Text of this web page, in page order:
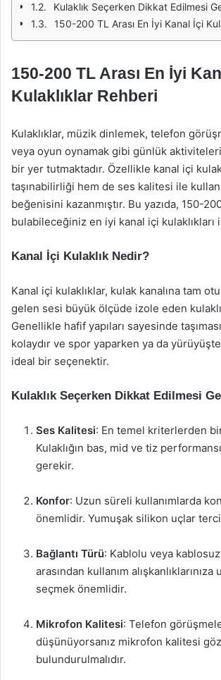
Kulaklık Seçerken Dikkat Edilmesi
150-200 TL Arası En İyi Kanal İçi
150-200 TL Arası En İyi
Kulaklıklar Rehberi
Kulaklıklar, müzik dinlemek, telefon
veya oyun oynamak gibi günlük
bir yer tutmaktadır. Özellikle kanal içi
taşınabilirliği hem de ses kalitesi ile
beğenisini kazanmıştır. Bu yazıda, 150-
bulabileceğiniz en iyi kanal içi kulaklıkları
Kanal İçi Kulaklık Nedir?
Kanal içi kulaklıklar, kulak kanalına tam
gelen sesi büyük ölçüde izole eden
Genellikle hafif yapıları sayesinde
kolaydır ve spor yaparken ya da
ideal bir seçenektir.
Kulaklık Seçerken Dikkat Edilmesi
Ses Kalitesi: En temel kriterlerden
Kulaklığın bas, mid ve tiz
gerekir.
Konfor: Uzun süreli kullanımlarda
önemlidir. Yumuşak silikon uçlar
Bağlantı Türü: Kablolu veya
arasından kullanım alışkanlıklarınıza
seçmek önemlidir.
Mikrofon Kalitesi: Telefon
düşünüyorsanız mikrofon kalitesi
bulundurulmalıdır.